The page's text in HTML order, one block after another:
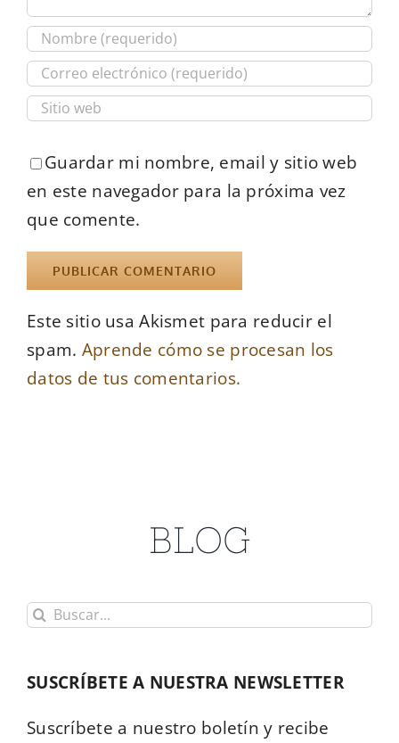
Guardar mi nombre, email y sitio web
en este navegador para la próxima vez
que comente.
Este sitio usa Akismet para reducir el
spam. Aprende cómo se procesan los
datos de tus comentarios.
BLOG
Buscar:
SUSCRÍBETE A NUESTRA NEWSLETTER
Suscríbete a nuestro boletín y recibe